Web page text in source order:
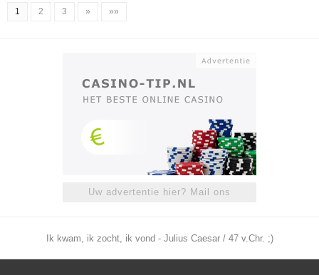
1 2 3 » »»
Uw advertentie hier? Mail ons
Ik kwam, ik zocht, ik vond - Julius Caesar / 47 v.Chr. ;)